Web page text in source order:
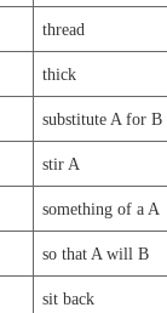
thread
thick
substitute A for B
stir A
something of a A
so that A will B
sit back